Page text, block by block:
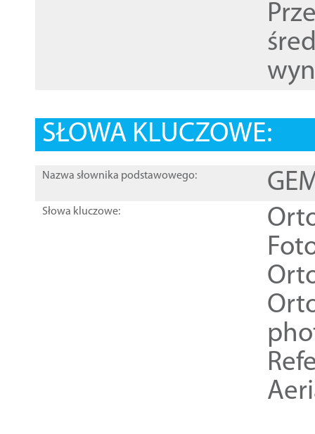
SŁOWA KLUCZOWE:
Nazwa słownika podstawowego:
Słowa kluczowe: